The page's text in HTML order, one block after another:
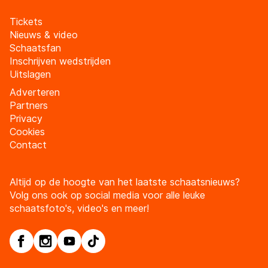
Tickets
Nieuws & video
Schaatsfan
Inschrijven wedstrijden
Uitslagen
Adverteren
Partners
Privacy
Cookies
Contact
Altijd op de hoogte van het laatste schaatsnieuws?
Volg ons ook op social media voor alle leuke
schaatsfoto's, video's en meer!